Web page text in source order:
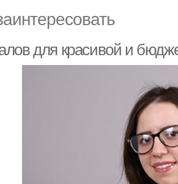
для красивой и